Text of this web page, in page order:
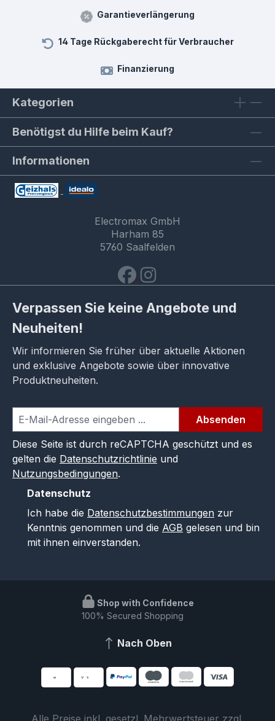
Garantieverlängerung
14 Tage Rückgaberecht für Verbraucher
Finanzierung
Kategorien
Benötigst du Hilfe beim Kauf?
Informationen
Electromax GmbH
Harham 85
5760 Saalfelden
Verpassen Sie keine Angebote und
Neuheiten!
Wir informieren Sie früher über aktuelle Aktionen
und exklusive Angebote sowie über innovative
Produktneuheiten.
Absenden
Diese Seite ist durch reCAPTCHA geschützt und es
gelten die Datenschutzrichtlinie und
Nutzungsbedingungen.
Datenschutz
Ich habe die Datenschutzbestimmungen zur
Kenntnis genommen und die AGB gelesen und bin
mit ihnen einverstanden.
Shop with Confidence
100% Secured Shopping
Nach Oben